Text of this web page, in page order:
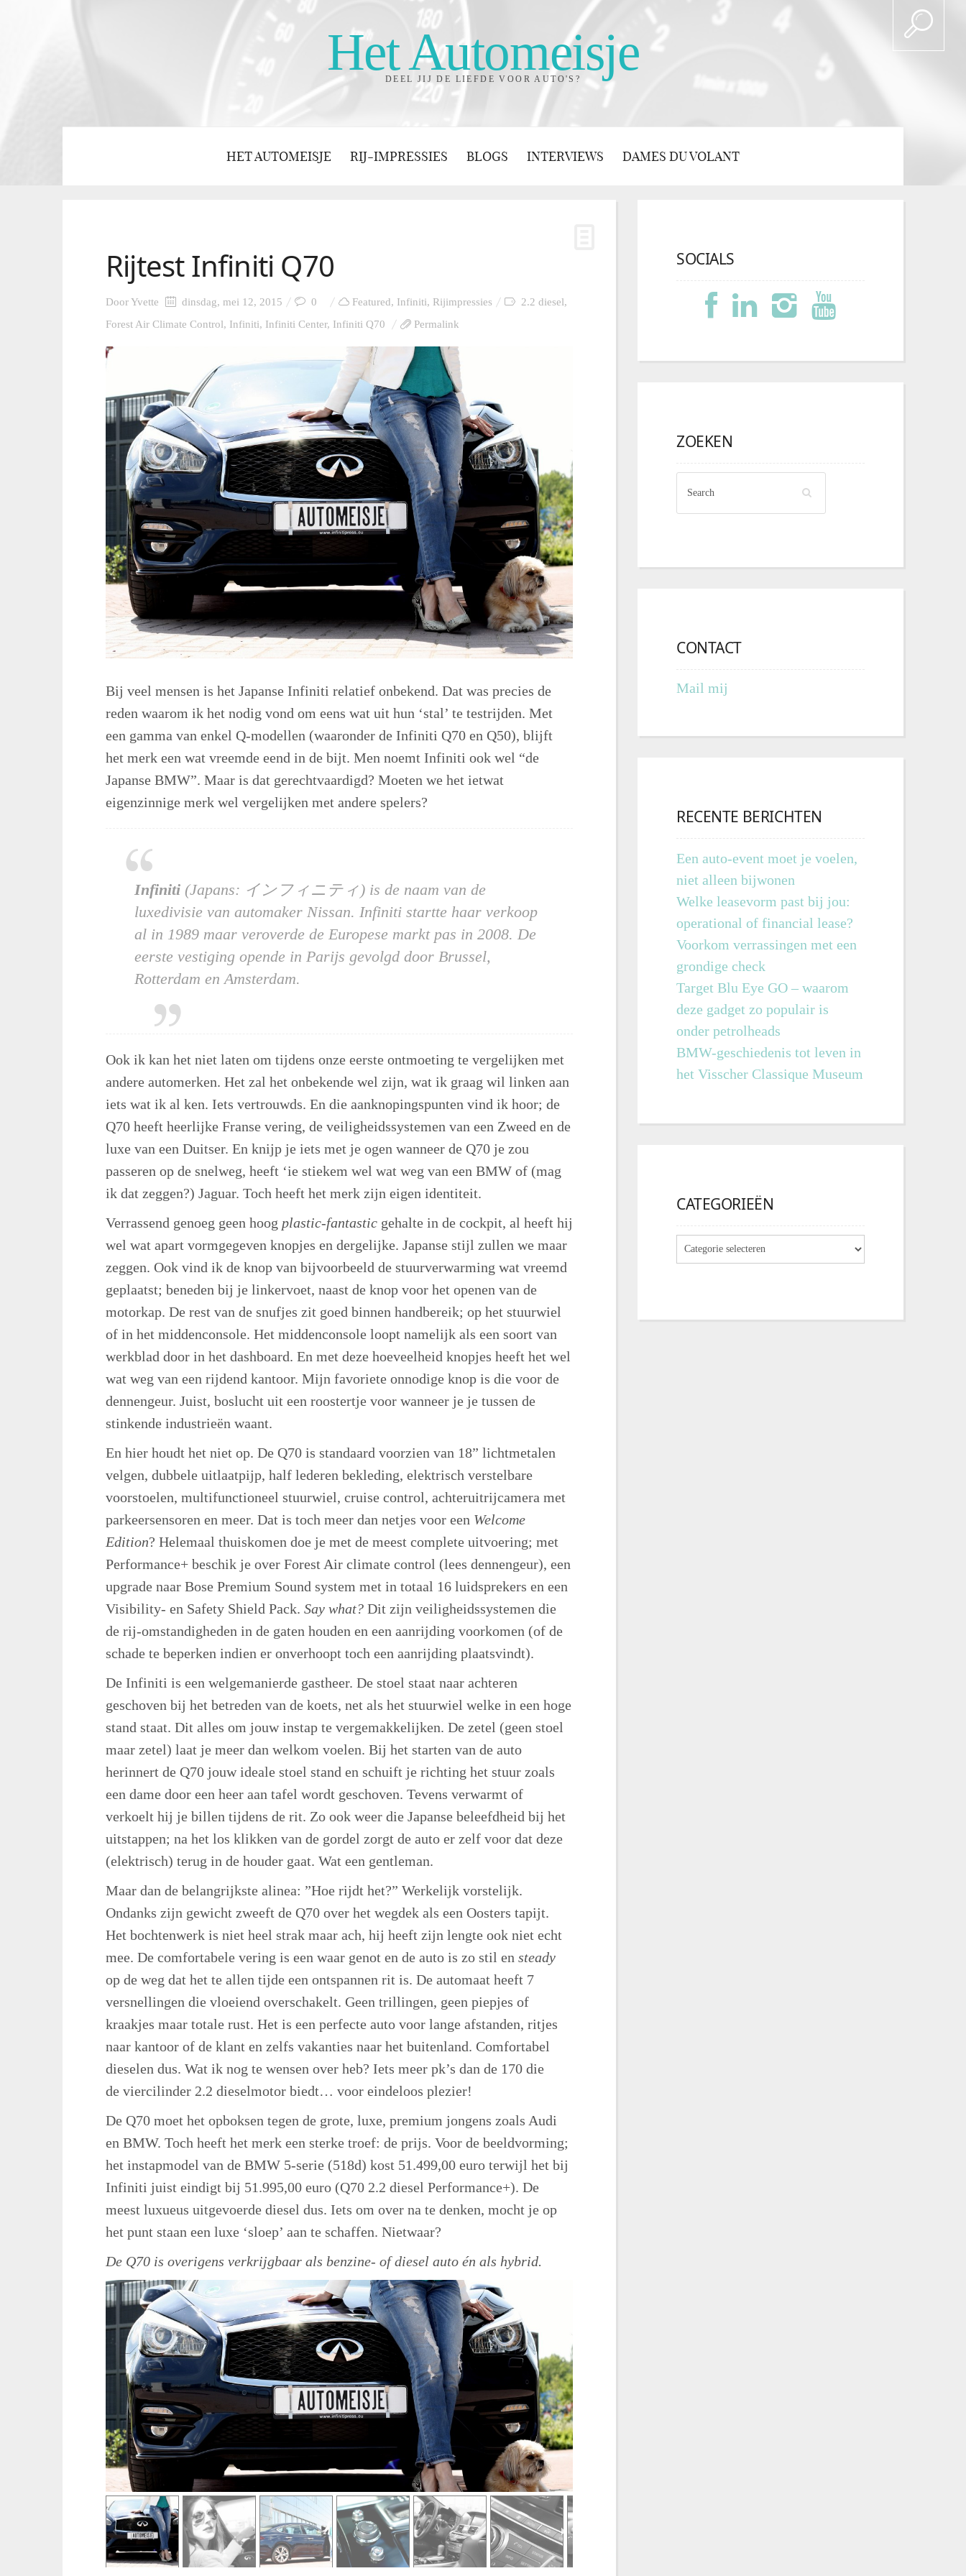
Het Automeisje
DEEL JIJ DE LIEFDE VOOR AUTO'S?
HET AUTOMEISJE RIJ-IMPRESSIES BLOGS INTERVIEWS DAMES DU VOLANT
Rijtest Infiniti Q70
DoorYvette dinsdag, mei 12, 2015 0 Featured, Infiniti, Rijimpressies 2.2 diesel,
Forest Air Climate Control, Infiniti, Infiniti Center, Infiniti Q70 Permalink
Bij veel mensen is het Japanse Infiniti relatief onbekend. Dat was precies de
reden waarom ik het nodig vond om eens wat uit hun ‘stal’ te testrijden. Met
een gamma van enkel Q-modellen (waaronder de Infiniti Q70 en Q50), blijft
het merk een wat vreemde eend in de bijt. Men noemt Infiniti ook wel “de
Japanse BMW”. Maar is dat gerechtvaardigd? Moeten we het ietwat
eigenzinnige merk wel vergelijken met andere spelers?
Infiniti (Japans: インフィニティ) is de naam van de
luxedivisie van automaker Nissan. Infiniti startte haar verkoop
al in 1989 maar veroverde de Europese markt pas in 2008. De
eerste vestiging opende in Parijs gevolgd door Brussel,
Rotterdam en Amsterdam.
Ook ik kan het niet laten om tijdens onze eerste ontmoeting te vergelijken met
andere automerken. Het zal het onbekende wel zijn, wat ik graag wil linken aan
iets wat ik al ken. Iets vertrouwds. En die aanknopingspunten vind ik hoor; de
Q70 heeft heerlijke Franse vering, de veiligheidssystemen van een Zweed en de
luxe van een Duitser. En knijp je iets met je ogen wanneer de Q70 je zou
passeren op de snelweg, heeft ‘ie stiekem wel wat weg van een BMW of (mag
ik dat zeggen?) Jaguar. Toch heeft het merk zijn eigen identiteit.
Verrassend genoeg geen hoog plastic-fantastic gehalte in de cockpit, al heeft hij
wel wat apart vormgegeven knopjes en dergelijke. Japanse stijl zullen we maar
zeggen. Ook vind ik de knop van bijvoorbeeld de stuurverwarming wat vreemd
geplaatst; beneden bij je linkervoet, naast de knop voor het openen van de
motorkap. De rest van de snufjes zit goed binnen handbereik; op het stuurwiel
of in het middenconsole. Het middenconsole loopt namelijk als een soort van
werkblad door in het dashboard. En met deze hoeveelheid knopjes heeft het wel
wat weg van een rijdend kantoor. Mijn favoriete onnodige knop is die voor de
dennengeur. Juist, boslucht uit een roostertje voor wanneer je je tussen de
stinkende industrieën waant.
En hier houdt het niet op. De Q70 is standaard voorzien van 18” lichtmetalen
velgen, dubbele uitlaatpijp, half lederen bekleding, elektrisch verstelbare
voorstoelen, multifunctioneel stuurwiel, cruise control, achteruitrijcamera met
parkeersensoren en meer. Dat is toch meer dan netjes voor een Welcome
Edition? Helemaal thuiskomen doe je met de meest complete uitvoering; met
Performance+ beschik je over Forest Air climate control (lees dennengeur), een
upgrade naar Bose Premium Sound system met in totaal 16 luidsprekers en een
Visibility- en Safety Shield Pack. Say what? Dit zijn veiligheidssystemen die
de rij-omstandigheden in de gaten houden en een aanrijding voorkomen (of de
schade te beperken indien er onverhoopt toch een aanrijding plaatsvindt).
De Infiniti is een welgemanierde gastheer. De stoel staat naar achteren
geschoven bij het betreden van de koets, net als het stuurwiel welke in een hoge
stand staat. Dit alles om jouw instap te vergemakkelijken. De zetel (geen stoel
maar zetel) laat je meer dan welkom voelen. Bij het starten van de auto
herinnert de Q70 jouw ideale stoel stand en schuift je richting het stuur zoals
een dame door een heer aan tafel wordt geschoven. Tevens verwarmt of
verkoelt hij je billen tijdens de rit. Zo ook weer die Japanse beleefdheid bij het
uitstappen; na het los klikken van de gordel zorgt de auto er zelf voor dat deze
(elektrisch) terug in de houder gaat. Wat een gentleman.
Maar dan de belangrijkste alinea: ”Hoe rijdt het?” Werkelijk vorstelijk.
Ondanks zijn gewicht zweeft de Q70 over het wegdek als een Oosters tapijt.
Het bochtenwerk is niet heel strak maar ach, hij heeft zijn lengte ook niet echt
mee. De comfortabele vering is een waar genot en de auto is zo stil en steady
op de weg dat het te allen tijde een ontspannen rit is. De automaat heeft 7
versnellingen die vloeiend overschakelt. Geen trillingen, geen piepjes of
kraakjes maar totale rust. Het is een perfecte auto voor lange afstanden, ritjes
naar kantoor of de klant en zelfs vakanties naar het buitenland. Comfortabel
dieselen dus. Wat ik nog te wensen over heb? Iets meer pk’s dan de 170 die
de viercilinder 2.2 dieselmotor biedt… voor eindeloos plezier!
De Q70 moet het opboksen tegen de grote, luxe, premium jongens zoals Audi
en BMW. Toch heeft het merk een sterke troef: de prijs. Voor de beeldvorming;
het instapmodel van de BMW 5-serie (518d) kost 51.499,00 euro terwijl het bij
Infiniti juist eindigt bij 51.995,00 euro (Q70 2.2 diesel Performance+). De
meest luxueus uitgevoerde diesel dus. Iets om over na te denken, mocht je op
het punt staan een luxe ‘sloep’ aan te schaffen. Nietwaar?
De Q70 is overigens verkrijgbaar als benzine- of diesel auto én als hybrid.
SOCIALS
ZOEKEN
CONTACT
Mail mij
RECENTE BERICHTEN
Een auto-event moet je voelen,
niet alleen bijwonen
Welke leasevorm past bij jou:
operational of financial lease?
Voorkom verrassingen met een
grondige check
Target Blu Eye GO – waarom
deze gadget zo populair is
onder petrolheads
BMW-geschiedenis tot leven in
het Visscher Classique Museum
CATEGORIEËN